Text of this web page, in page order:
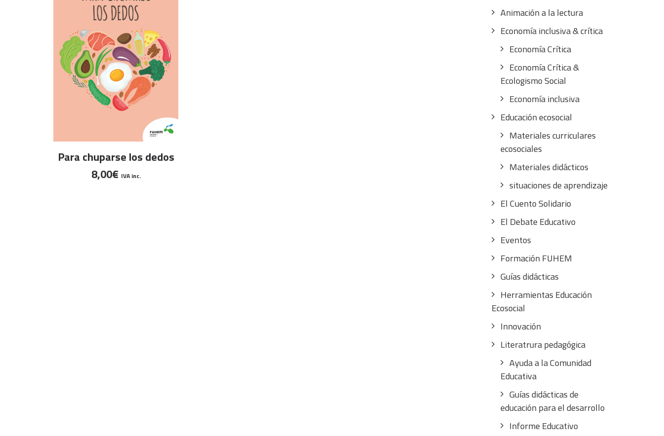
AÑADIR AL CARRITO
Para chuparse los dedos
8,00€ IVA inc.
Animación a la lectura
Economía inclusiva & crítica
Economía Crítica
Economía Crítica &
Ecologismo Social
Economía inclusiva
Educación ecosocial
Materiales curriculares
ecosociales
Materiales didácticos
situaciones de aprendizaje
El Cuento Solidario
El Debate Educativo
Eventos
Formación FUHEM
Guías didácticas
Herramientas Educación
Ecosocial
Innovación
Literatrura pedagógica
Ayuda a la Comunidad
Educativa
Guías didácticas de
educación para el desarrollo
Informe Educativo